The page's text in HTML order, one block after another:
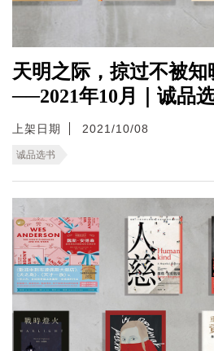
天明之际，掠过不被
──2021年10月｜诚品
上架日期 2021/10/08
诚品选书